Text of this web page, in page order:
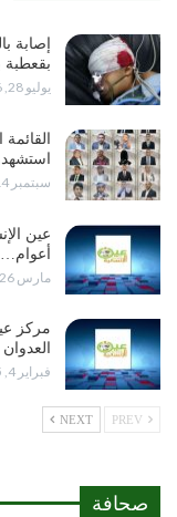
إصابة
يوليو 28, 2026
سبتمبر 14, 2025
أعوام…
مارس 26, 2025
مركز
فبراير 4, 2025
NEXT
صحافة